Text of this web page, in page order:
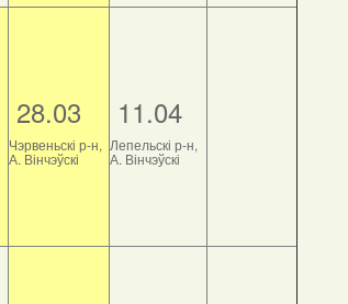
28.03
Чэрвеньскі р-н,
А. Вінчэўскі
11.04
Лепельскі р-н,
А. Вінчэўскі